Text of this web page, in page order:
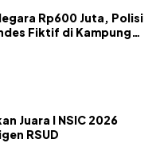
Rp600 Juta, Polisi
Fiktif di Kampung
Juara I NSIC 2026
RSUD